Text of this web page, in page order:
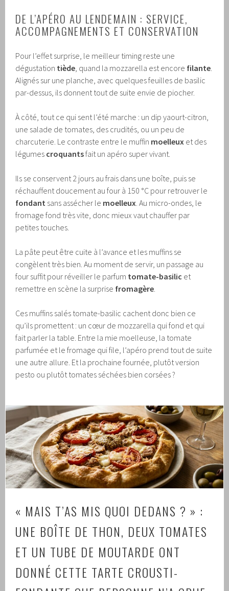
DE L’APÉRO AU LENDEMAIN : SERVICE,
ACCOMPAGNEMENTS ET CONSERVATION
Pour l’effet surprise, le meilleur timing reste une
dégustation tiède , quand la mozzarella est encore filante
Alignés sur une planche, avec quelques feuilles de basilic
par-dessus, ils donnent tout de suite envie de piocher.
À côté, tout ce qui sent l’été marche : un dip yaourt-citron,
une salade de tomates, des crudités, ou un peu de
charcuterie. Le contraste entre le muffin moelleux et des
légumes croquantsfait un apéro super vivant.
Ils se conservent 2 jours au frais dans une boîte, puis se
réchauffent doucement au four à 150 °C pour retrouver le
fondant sans assécher le moelleux . Au micro-ondes, le
fromage fond très vite, donc mieux vaut chauffer par
petites touches.
La pâte peut être cuite à l’avance et les muffins se
congèlent très bien. Au moment de servir, un passage au
four suffit pour réveiller le parfum tomate-basilic et
remettre en scène la surprise fromagère
Ces muffins salés tomate-basilic cachent donc bien ce
qu’ils promettent : un cœur de mozzarella qui fond et qui
fait parler la table. Entre la mie moelleuse, la tomate
parfumée et le fromage qui file, l’apéro prend tout de suite
une autre allure. Et la prochaine fournée, plutôt version
pesto ou plutôt tomates séchées bien corsées ?
« MAIS T’AS MIS QUOI DEDANS ? » :
UNE BOÎTE DE THON, DEUX TOMATES
ET UN TUBE DE MOUTARDE ONT
DONNÉ CETTE TARTE CROUSTI-